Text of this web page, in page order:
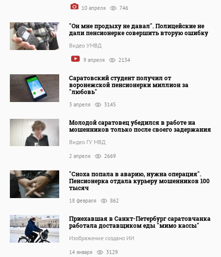
10 апреля 746
"Он мне продыху не давал". Полицейские не
дали пенсионерке совершить вторую ошибку
Видео УМВД
9 апреля 2134
Саратовский студент получил от
воронежской пенсионерки миллион за
"любовь"
3 апреля 3145
Молодой саратовец убедился в работе на
мошенников только после своего задержания
Видео ГУ МВД
2 апреля 2669
"Сноха попала в аварию, нужна операция".
Пенсионерка отдала курьеру мошенников 100
тысяч
18 февраля 862
Приехавшая в Санкт-Петербург саратовчанка
работала доставщиком еды "мимо кассы"
Изображение создано ИИ
14 января 3129